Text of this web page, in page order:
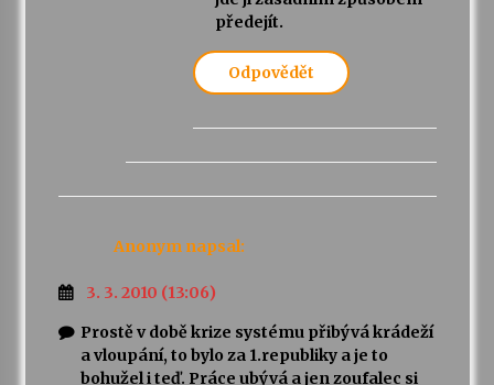
předejít.
Odpovědět
Anonym napsal:
3. 3. 2010 (13:06)
Prostě v době krize systému přibývá krádeží
a vloupání, to bylo za 1.republiky a je to
bohužel i teď. Práce ubývá a jen zoufalec si